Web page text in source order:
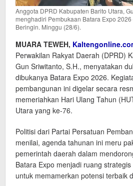
Anggota DPRD Kabupaten Barito Utara,
menghadiri Pembukaan Batara Expo
Beringin. Minggu (28/6).
MUARA TEWEH,
Perwakilan Rakyat Daerah (DPRD)
Gun Sriwitanto, S.H., menyatakan
dibukanya Batara Expo 2026.
pembangunan ini digelar secara
memeriahkan Hari Ulang Tahun
Utara yang ke-76.
Politisi dari Partai Persatuan
menilai, agenda tahunan ini meru
pemerintah daerah dalam
Batara Expo menjadi ruang
untuk memamerkan potensi terbaik